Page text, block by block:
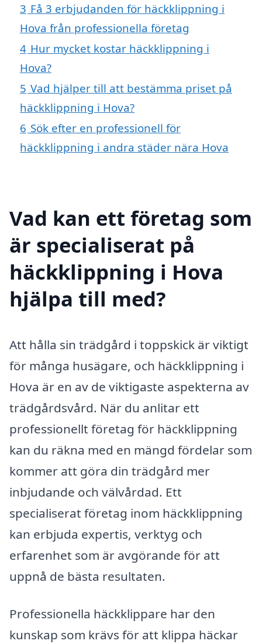
3 Få 3 erbjudanden för häckklippning i
Hova från professionella företag
4 Hur mycket kostar häckklippning i
Hova?
5 Vad hjälper till att bestämma priset på
häckklippning i Hova?
6 Sök efter en professionell för
häckklippning i andra städer nära Hova
Vad kan ett företag som
är specialiserat på
häckklippning i Hova
hjälpa till med?
Att hålla sin trädgård i toppskick är viktigt
för många husägare, och häckklippning i
Hova är en av de viktigaste aspekterna av
trädgårdsvård. När du anlitar ett
professionellt företag för häckklippning
kan du räkna med en mängd fördelar som
kommer att göra din trädgård mer
inbjudande och välvårdad. Ett
specialiserat företag inom häckklippning
kan erbjuda expertis, verktyg och
erfarenhet som är avgörande för att
uppnå de bästa resultaten.
Professionella häckklippare har den
kunskap som krävs för att klippa häckar